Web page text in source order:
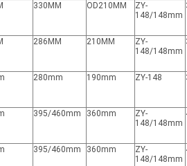
330MM OD210MM
ZY-
148/148mm
286MM 210MM
ZY-
148/148mm
280mm 190mm ZY-148
395/460mm 360mm
ZY-
148/148mm
395/460mm 360mm
ZY-
148/148mm